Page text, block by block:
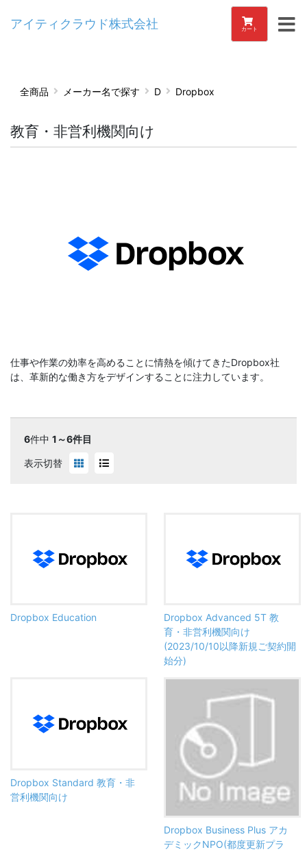
アイティクラウド株式会社 カート
全商品 メーカー名で探す D Dropbox
教育・非営利機関向け
仕事や作業の効率を高めることに情熱を傾けてきたDropbox社
は、革新的な働き方をデザインすることに注力しています。
6件中 1～6件目
表示切替
Dropbox Education
Dropbox Advanced 5T 教
育・非営利機関向け
(2023/10/10以降新規ご契約開
始分)
Dropbox Standard 教育・非
営利機関向け
Dropbox Business Plus アカ
デミックNPO(都度更新プラ